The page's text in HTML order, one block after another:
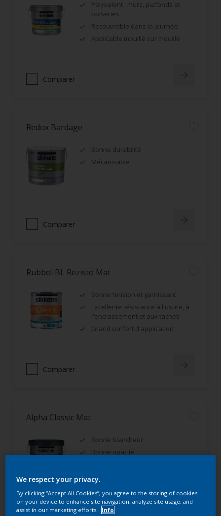
Polyvalent : murs, plafonds et
boiseries
Recouvrable dans la journée
Applicable mouillé sur mouillé
Comparer
Redox Bardage
Bonne durabilité
Mécanisable
Comparer
Rubbol BL Rezisto Mat
Bonne tension et garnissant
Excellente résistance à l'usure, à
l'encrassement et aux taches
Grand confort d'application
Comparer
Alpha Classic Mat
Bonne blancheur
Bonne opacité
Comparer
We respect your privacy.
By clicking “Accept All Cookies”, you agree to the storing of cookies
on your device to enhance site navigation, analyze site usage, and
assist in our marketing efforts.
Info